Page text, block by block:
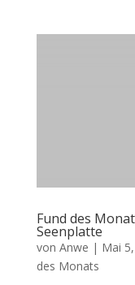
Fund des
Seenplatte
von Anwe | Mai
des Monats